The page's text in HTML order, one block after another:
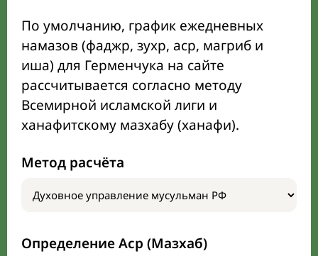
По умолчанию, график ежедневных
намазов (фаджр, зухр, аср, магриб и
иша) для Герменчука на сайте
рассчитывается согласно методу
Всемирной исламской лиги и
ханафитскому мазхабу (ханафи).
Метод расчёта
Определение Аср (Мазхаб)